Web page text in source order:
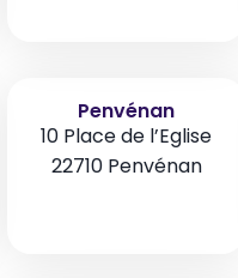
Penvénan
10 Place de l’Eglise
22710 Penvénan